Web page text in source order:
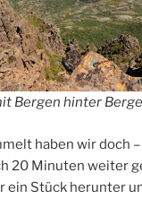
Bergen hinter
haben wir doch
20 Minuten weiter
ein Stück herunter